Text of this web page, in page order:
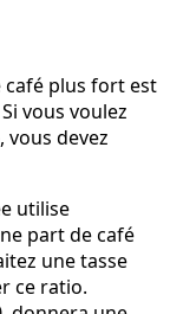
café plus fort est
vous voulez
vous devez
utilise
part de café
une tasse
ce ratio.